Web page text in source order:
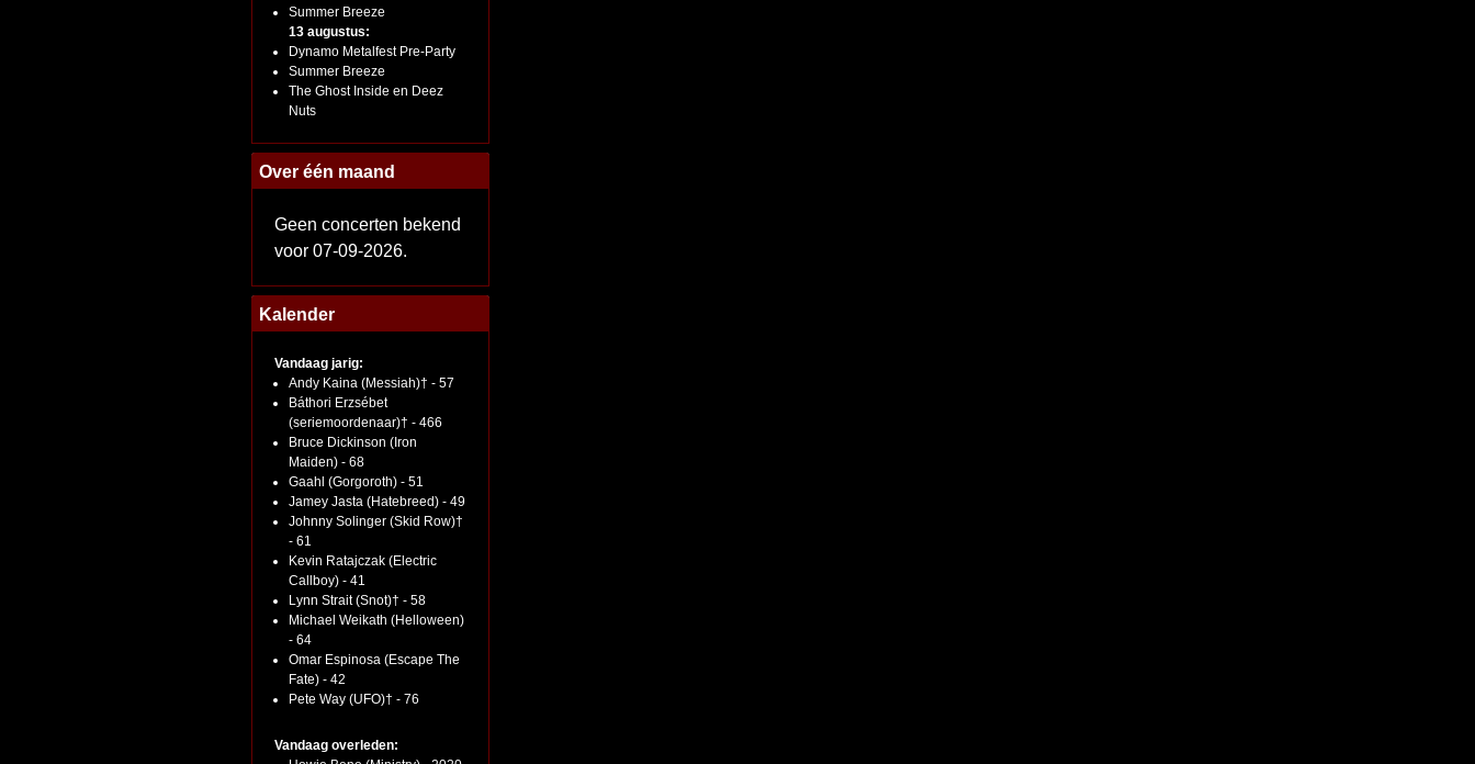
Summer Breeze
13 augustus:
Dynamo Metalfest Pre-Party
Summer Breeze
The Ghost Inside en Deez
Nuts
Over één maand
Geen concerten bekend
voor 07-09-2026.
Kalender
Vandaag jarig:
Andy Kaina (Messiah)† - 57
Báthori Erzsébet
(seriemoordenaar)† - 466
Bruce Dickinson (Iron
Maiden) - 68
Gaahl (Gorgoroth) - 51
Jamey Jasta (Hatebreed) - 49
Johnny Solinger (Skid Row)†
- 61
Kevin Ratajczak (Electric
Callboy) - 41
Lynn Strait (Snot)† - 58
Michael Weikath (Helloween)
- 64
Omar Espinosa (Escape The
Fate) - 42
Pete Way (UFO)† - 76
Vandaag overleden: